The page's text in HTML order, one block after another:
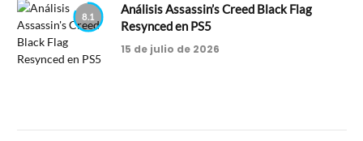
8.1
Análisis Assassin’s Creed Black Flag
Resynced en PS5
15 de julio de 2026